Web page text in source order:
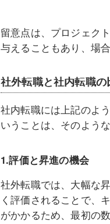
留意点は、プロジェク
与えることもあり、場
社外転職と社内転職の
社内転職には上記のよ
いうことは、そのよう
1.評価と昇進の機会
社外転職では、大幅な
く評価されることで、
がかかるため、最初の